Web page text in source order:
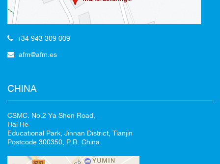
+34 943 309 009
afm@afm.es
CHINA
CSMC. No.2 Ya Shen Road,
Hai He
Educational Park, Jinnan District, Tianjin
Postcode 300350, P.R. China